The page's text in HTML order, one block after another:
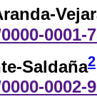
0001-
Saldaña2
0002-